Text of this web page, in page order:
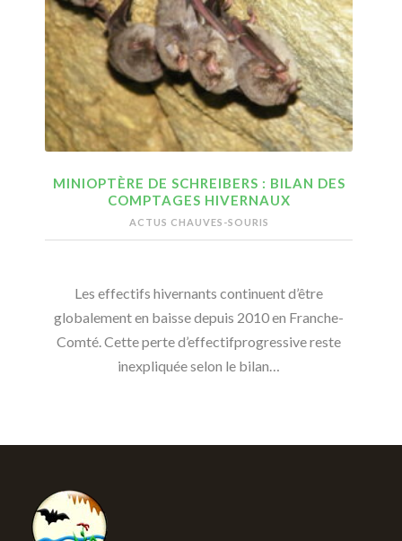
MINIOPTÈRE DE SCHREIBERS : BILAN DES
COMPTAGES HIVERNAUX
ACTUS CHAUVES-SOURIS
Les effectifs hivernants continuent d’être
globalement en baisse depuis 2010 en Franche-
Comté. Cette perte d’effectifprogressive reste
inexpliquée selon le bilan…